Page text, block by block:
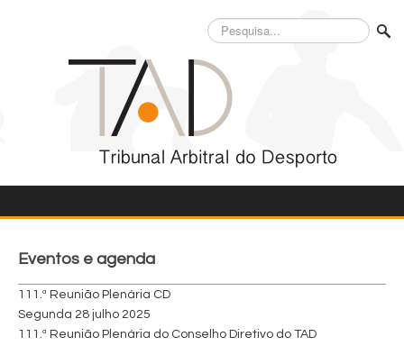
Pesquisa...
Eventos e agenda
111.ª Reunião Plenária CD
Segunda 28 julho 2025
111.ª Reunião Plenária do Conselho Diretivo do TAD